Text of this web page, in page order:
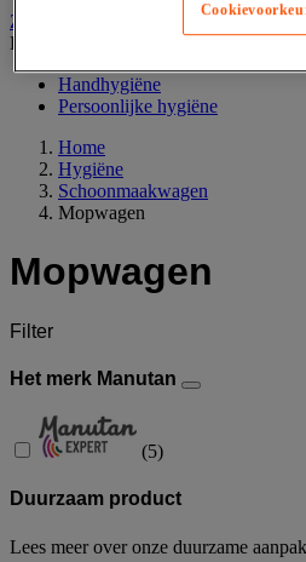
Zeep en persoonlijke hygiëne
Bekijk de hele productgroep
Handhygiëne
Persoonlijke hygiëne
Home
Hygiëne
Schoonmaakwagen
Mopwagen
Mopwagen
Filter
Het merk Manutan
(5)
Duurzaam product
Lees meer over onze duurzame aanpak